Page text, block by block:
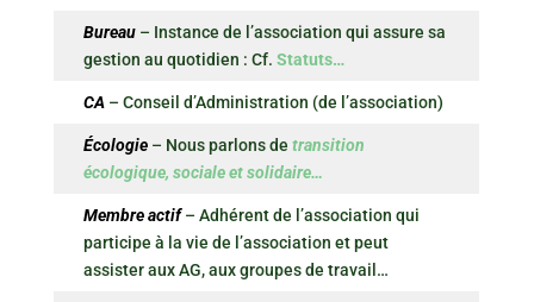
Bureau– Instance de l’association qui assure sa
gestion au quotidien : Cf. Statuts…
CA – Conseil d’Administration (de l’association)
Écologie– Nous parlons de transition
écologique, sociale et solidaire…
Membre actif– Adhérent de l’association qui
participe à la vie de l’association et peut
assister aux AG, aux groupes de travail…